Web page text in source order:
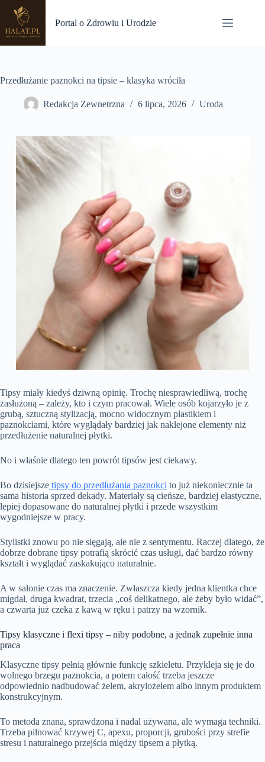
Przejdź
treści
Portal o Zdrowiu i Urodzie
Przedłużanie paznokci na tipsie – klasyka wróciła
Redakcja Zewnetrzna 6 lipca, 2026 Uroda
Tipsy miały kiedyś dziwną opinię. Trochę niesprawiedliwą, trochę
zasłużoną – zależy, kto i czym pracował. Wiele osób kojarzyło je z
grubą, sztuczną stylizacją, mocno widocznym plastikiem i
paznokciami, które wyglądały bardziej jak naklejone elementy niż
przedłużenie naturalnej płytki.
No i właśnie dlatego ten powrót tipsów jest ciekawy.
Bo dzisiejsze tipsy do przedłużania paznokci to już niekoniecznie ta
sama historia sprzed dekady. Materiały są cieńsze, bardziej elastyczne,
lepiej dopasowane do naturalnej płytki i przede wszystkim
wygodniejsze w pracy.
Stylistki znowu po nie sięgają, ale nie z sentymentu. Raczej dlatego, że
dobrze dobrane tipsy potrafią skrócić czas usługi, dać bardzo równy
kształt i wyglądać zaskakująco naturalnie.
A w salonie czas ma znaczenie. Zwłaszcza kiedy jedna klientka chce
migdał, druga kwadrat, trzecia „coś delikatnego, ale żeby było widać”,
a czwarta już czeka z kawą w ręku i patrzy na wzornik.
Tipsy klasyczne i flexi tipsy – niby podobne, a jednak zupełnie inna
praca
Klasyczne tipsy pełnią głównie funkcję szkieletu. Przykleja się je do
wolnego brzegu paznokcia, a potem całość trzeba jeszcze
odpowiednio nadbudować żelem, akrylożelem albo innym produktem
konstrukcyjnym.
To metoda znana, sprawdzona i nadal używana, ale wymaga techniki.
Trzeba pilnować krzywej C, apexu, proporcji, grubości przy strefie
stresu i naturalnego przejścia między tipsem a płytką.